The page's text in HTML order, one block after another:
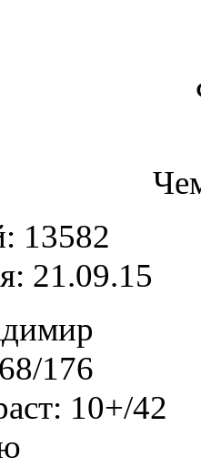
13582
21.09.15
68/176
10+/42